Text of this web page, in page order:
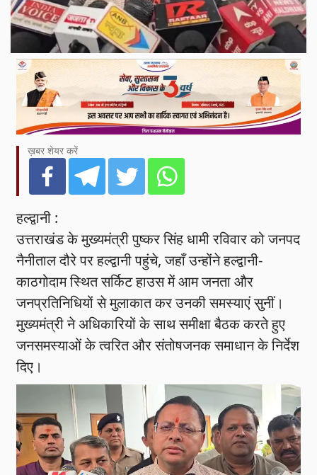
ख़बर शेयर करें
हल्द्वानी :
उत्तराखंड के मुख्यमंत्री पुष्कर सिंह धामी रविवार को जनपद
नैनीताल दौरे पर हल्द्वानी पहुंचे, जहाँ उन्होंने हल्द्वानी-
काठगोदाम स्थित सर्किट हाउस में आम जनता और
जनप्रतिनिधियों से मुलाकात कर उनकी समस्याएं सुनीं।
मुख्यमंत्री ने अधिकारियों के साथ समीक्षा बैठक करते हुए
जनसमस्याओं के त्वरित और संतोषजनक समाधान के निर्देश
दिए।